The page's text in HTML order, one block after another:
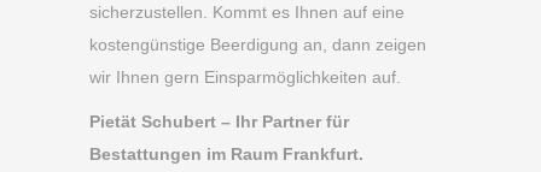
sicherzustellen. Kommt es Ihnen auf eine
kostengünstige Beerdigung an, dann zeigen
wir Ihnen gern Einsparmöglichkeiten auf.
Pietät Schubert – Ihr Partner für
Bestattungen im Raum Frankfurt.